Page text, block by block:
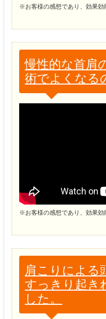
※お客様の感想であり、効果効
慢性的な首肩
術でよくなる
※お客様の感想であり、効果効
肩こりによる
すっきり起き
した。